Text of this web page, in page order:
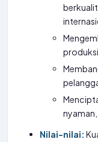
produksi
Nilai-nilai: